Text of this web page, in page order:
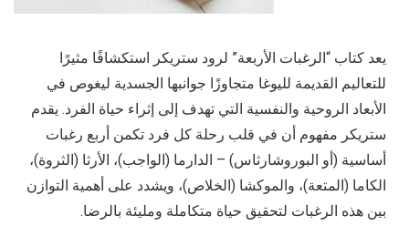
يعد كتاب “الرغبات الأربعة” لرود ستريكر استكشافًا مثيرًا
للتعاليم القديمة لليوغا متجاوزًا جوانبها الجسدية ليغوص في
الأبعاد الروحية والنفسية التي تهدف إلى إثراء حياة الفرد. يقدم
ستريكر مفهوم أن في قلب رحلة كل فرد تكمن أربع رغبات
أساسية (أو البوروشارثاس) – الدارما (الواجب)، الأرثا (الثروة)،
الكاما (المتعة)، والموكشا (الخلاص)، ويشدد على أهمية التوازن
بين هذه الرغبات لتحقيق حياة متكاملة ومليئة بالرضا.